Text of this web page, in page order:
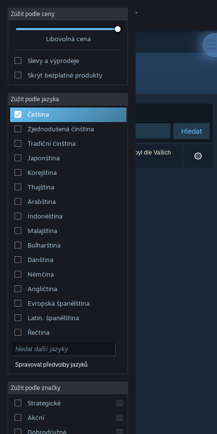
Přihlásit se
Komunita
Informace
Podpora
Změnit jazyk
Mobilní aplikace služby Steam
Desktopová verze stránky
© Valve Corporation. Všechna práva vyhrazena.
příslušných subjektů v USA a dalších zemích.
Smlouva o užívání služby Steam
Cookies
Zúžit podle ceny
Libovolná cena
Slevy a výprodeje
Skrýt bezplatné produkty
Zúžit podle jazyka
Čeština
Zjednodušená čínština
Tradiční čínština
Japonština
Korejština
Thajština
Arabština
Indonéština
Malajština
Bulharština
Dánština
Němčina
Angličtina
Evropská španělština
Latin. španělština
Řečtina
Spravovat předvolby jazyků
Zúžit podle značky
Strategické
Akční
Dobrodružné
Vývojář: Rockstar Toronto
Seřadit podle
Hledat
Vašemu zadání odpovídá 0 výsledků. 1 produkt byl dle Vašich
předvoleb vyloučen z výsledků vyhledávání.